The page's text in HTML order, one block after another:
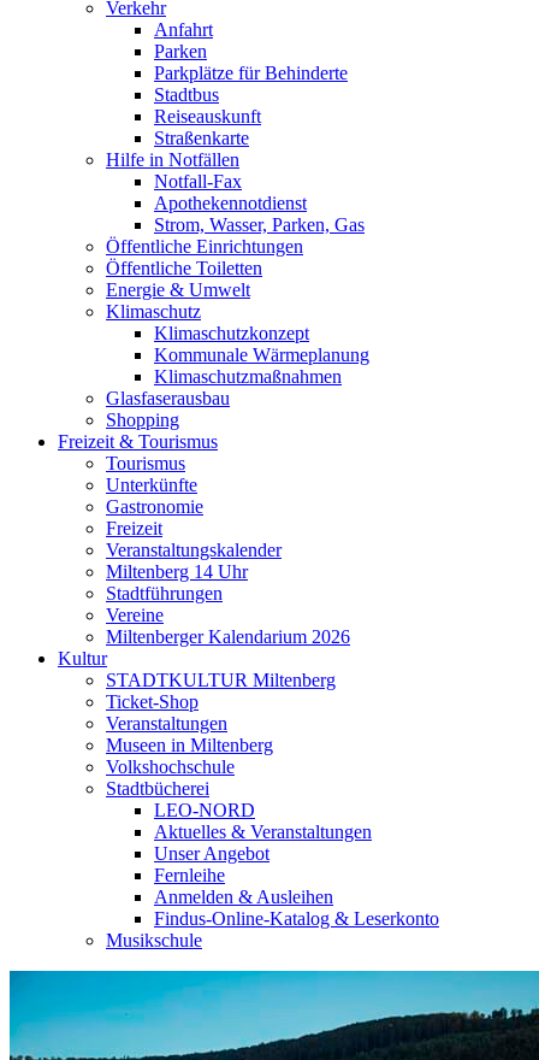
Verkehr
Anfahrt
Parken
Parkplätze für Behinderte
Stadtbus
Reiseauskunft
Straßenkarte
Hilfe in Notfällen
Notfall-Fax
Apothekennotdienst
Strom, Wasser, Parken, Gas
Öffentliche Einrichtungen
Öffentliche Toiletten
Energie & Umwelt
Klimaschutz
Klimaschutzkonzept
Kommunale Wärmeplanung
Klimaschutzmaßnahmen
Glasfaserausbau
Shopping
Freizeit & Tourismus
Tourismus
Unterkünfte
Gastronomie
Freizeit
Veranstaltungskalender
Miltenberg 14 Uhr
Stadtführungen
Vereine
Miltenberger Kalendarium 2026
Kultur
STADTKULTUR Miltenberg
Ticket-Shop
Veranstaltungen
Museen in Miltenberg
Volkshochschule
Stadtbücherei
LEO-NORD
Aktuelles & Veranstaltungen
Unser Angebot
Fernleihe
Anmelden & Ausleihen
Findus-Online-Katalog & Leserkonto
Musikschule